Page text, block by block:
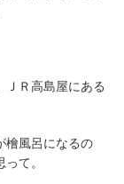
Ｒ高島屋にある
檜風呂になるの
て。